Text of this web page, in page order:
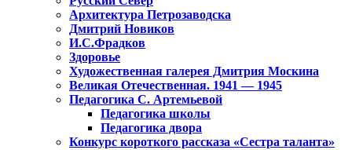
Архитектура Петрозаводска
Дмитрий Новиков
И.С.Фрадков
Здоровье
Художественная галерея Дмитрия Москина
Великая Отечественная. 1941 — 1945
Педагогика С. Артемьевой
Педагогика школы
Педагогика двора
Конкурс короткого рассказа «Сестра таланта»